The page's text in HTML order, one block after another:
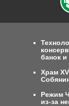
банок и
Храм
Режим
из-за